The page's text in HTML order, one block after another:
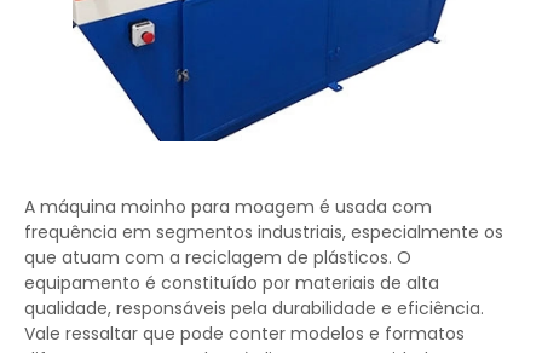
A máquina moinho para moagem é usada com
frequência em segmentos industriais, especialmente os
que atuam com a reciclagem de plásticos. O
equipamento é constituído por materiais de alta
qualidade, responsáveis pela durabilidade e eficiência.
Vale ressaltar que pode conter modelos e formatos